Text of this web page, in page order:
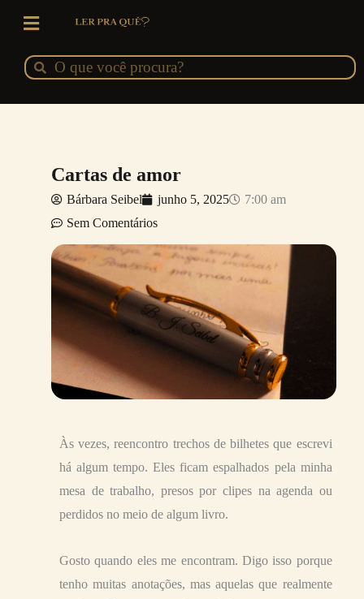
conteúdo
Pesquisar
Pesquisar
Cartas de amor
Bárbara Seibel junho 5, 2025
7:00 am
Sem Comentários
Às vezes, reencontro trechos de bilhetes que escrevi
há algum tempo. Eles ficam espalhados pela minha
mesa de trabalho, presos por clipes na agenda ou
perdidos no meio de algum livro.
Gosto quando eles me encontram. Digo isso porque
tenho muitas anotações, mas aquelas que realmente